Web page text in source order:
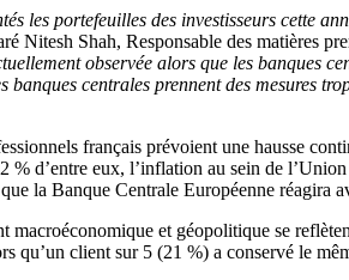
les portefeuilles des investisseurs cette
Nitesh Shah, Responsable des matières
observée alors que les banques
banques centrales prennent des mesures
français prévoient une hausse
% d’entre eux, l’inflation au sein de
la Banque Centrale Européenne réagira
macroéconomique et géopolitique se
qu’un client sur 5 (21 %) a conservé le